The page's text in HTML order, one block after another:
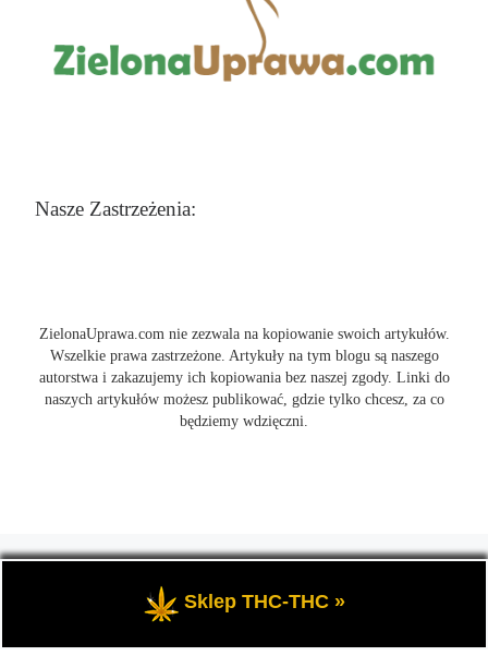
Nasze Zastrzeżenia:
ZielonaUprawa.com nie zezwala na kopiowanie swoich artykułów.
Wszelkie prawa zastrzeżone. Artykuły na tym blogu są naszego
autorstwa i zakazujemy ich kopiowania bez naszej zgody. Linki do
naszych artykułów możesz publikować, gdzie tylko chcesz, za co
będziemy wdzięczni.
wszystko o uprawie i hodowli marihunay, roślin konopi indoor
oraz outdoor.
Sklep THC-THC »